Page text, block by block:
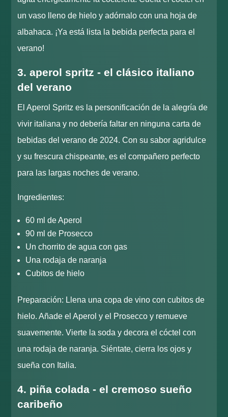
un vaso lleno de hielo y adórnalo con una hoja de
albahaca. ¡Ya está lista la bebida perfecta para el
verano!
3. aperol spritz - el clásico italiano
del verano
El Aperol Spritz es la personificación de la alegría de
vivir italiana y no debería faltar en ninguna carta de
bebidas del verano de 2024. Con su sabor agridulce
y su frescura chispeante, es el compañero perfecto
para las largas noches de verano.
Ingredientes:
60 ml de Aperol
90 ml de Prosecco
Un chorrito de agua con gas
Una rodaja de naranja
Cubitos de hielo
Preparación: Llena una copa de vino con cubitos de
hielo. Añade el Aperol y el Prosecco y remueve
suavemente. Vierte la soda y decora el cóctel con
una rodaja de naranja. Siéntate, cierra los ojos y
sueña con Italia.
4. piña colada - el cremoso sueño
caribeño